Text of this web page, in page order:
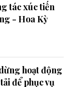
tác xúc tiến
- Hoa Kỳ
hoạt động
để phục vụ